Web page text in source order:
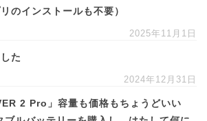
のインストールも不要）
2025年11月1日
た
2024年12月31日
2 Pro」容量も価格もちょうどいい